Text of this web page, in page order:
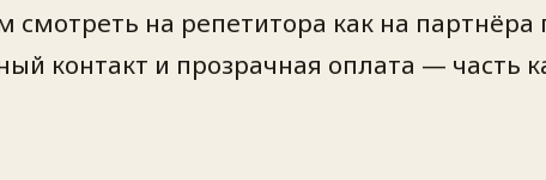
на репетитора как на партнёра
контакт и прозрачная оплата — часть